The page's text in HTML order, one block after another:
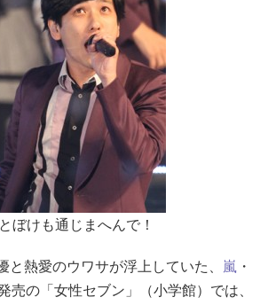
ぼけも通じまへんで！
熱愛のウワサが浮上していた、 嵐 ・
売の「女性セブン」（小学館）では、